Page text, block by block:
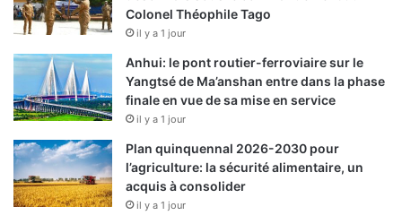
Colonel Théophile Tago
il y a 1 jour
Anhui: le pont routier-ferroviaire sur le
Yangtsé de Ma’anshan entre dans la phase
finale en vue de sa mise en service
il y a 1 jour
Plan quinquennal 2026-2030 pour
l’agriculture: la sécurité alimentaire, un
acquis à consolider
il y a 1 jour